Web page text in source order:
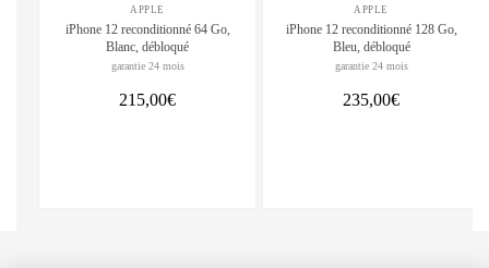
APPLE
iPhone 12 reconditionné 64 Go,
Blanc, débloqué
garantie 24 mois
215,00€
APPLE
iPhone 12 reconditionné 128 Go,
Bleu, débloqué
garantie 24 mois
235,00€